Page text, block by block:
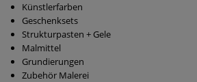
Künstlerfarben
Geschenksets
Strukturpasten + Gele
Malmittel
Grundierungen
Zubehör Malerei